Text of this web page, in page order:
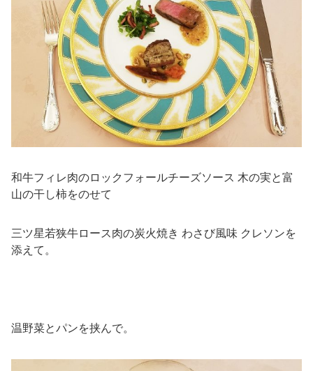
和牛フィレ肉のロックフォールチーズソース 木の実と富
山の干し柿をのせて
三ツ星若狭牛ロース肉の炭火焼き わさび風味 クレソンを
添えて。
温野菜とパンを挟んで。